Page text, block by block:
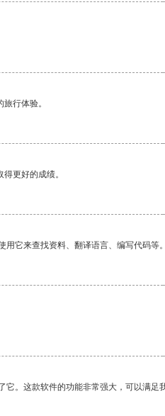
行体验。
更好的成绩。
它来查找资料、翻译语言、编写代码等。
。这款软件的功能非常强大，可以满足